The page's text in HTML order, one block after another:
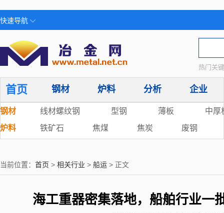
快速导航
热门关
首页 钢材 炉料 分析 企业
钢材 线材螺纹钢 型钢 薄板
中厚
炉料
铁矿石 焦煤 焦炭 废钢
当前位置： 首页 > 相关行业 > 船运 > 正文
海工重器密集落地，船舶行业一